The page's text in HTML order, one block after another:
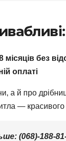
місяців без
оплаті
а й про
— красивого
(068)-188-